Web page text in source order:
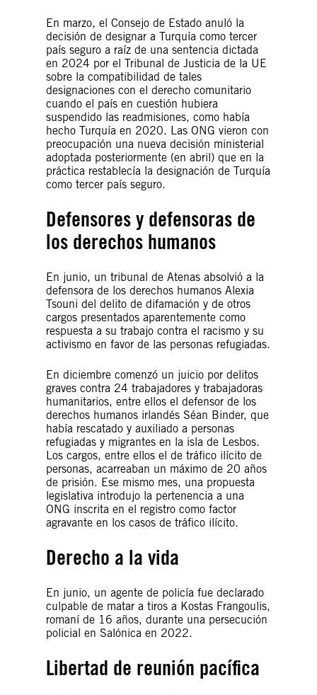
En marzo, el Consejo de Estado anuló la
decisión de designar a Turquía como tercer
país seguro a raíz de una sentencia dictada
en 2024 por el Tribunal de Justicia de la UE
sobre la compatibilidad de tales
designaciones con el derecho comunitario
cuando el país en cuestión hubiera
suspendido las readmisiones, como había
hecho Turquía en 2020. Las ONG vieron con
preocupación una nueva decisión ministerial
adoptada posteriormente (en abril) que en la
práctica restablecía la designación de Turquía
como tercer país seguro.
Defensores y defensoras de
los derechos humanos
En junio, un tribunal de Atenas absolvió a la
defensora de los derechos humanos Alexia
Tsouni del delito de difamación y de otros
cargos presentados aparentemente como
respuesta a su trabajo contra el racismo y su
activismo en favor de las personas refugiadas.
En diciembre comenzó un juicio por delitos
graves contra 24 trabajadores y trabajadoras
humanitarios, entre ellos el defensor de los
derechos humanos irlandés Séan Binder, que
había rescatado y auxiliado a personas
refugiadas y migrantes en la isla de Lesbos.
Los cargos, entre ellos el de tráfico ilícito de
personas, acarreaban un máximo de 20 años
de prisión. Ese mismo mes, una propuesta
legislativa introdujo la pertenencia a una
ONG inscrita en el registro como factor
agravante en los casos de tráfico ilícito.
Derecho a la vida
En junio, un agente de policía fue declarado
culpable de matar a tiros a Kostas Frangoulis,
romaní de 16 años, durante una persecución
policial en Salónica en 2022.
Libertad de reunión pacífica